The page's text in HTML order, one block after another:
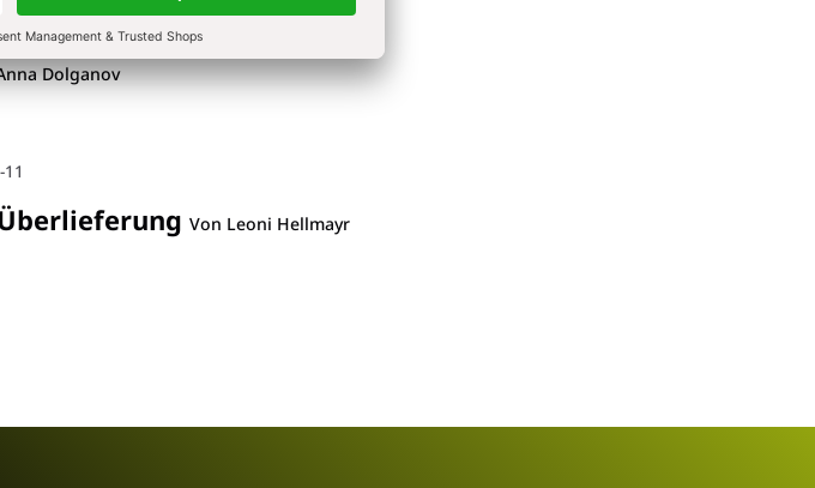
:Ein geheimnisvolles
Dolganov
11
Von Leoni Hellmayr